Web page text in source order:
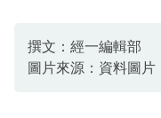
撰文：經一編輯部
圖片來源：資料圖片